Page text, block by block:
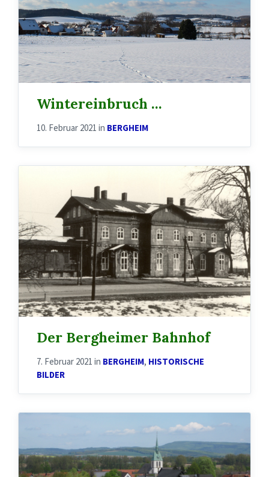
Wintereinbruch …
10. Februar 2021 in BERGHEIM
Der Bergheimer Bahnhof
7. Februar 2021 in BERGHEIM, HISTORISCHE
BILDER